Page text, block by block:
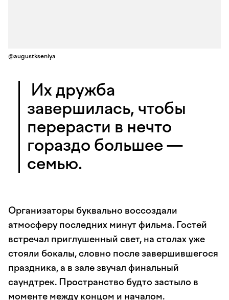
@augustkseniya
Их дружба
завершилась, чтобы
перерасти в нечто
гораздо большее —
семью.
Организаторы буквально воссоздали
атмосферу последних минут фильма. Гостей
встречал приглушенный свет, на столах уже
стояли бокалы, словно после завершившегося
праздника, а в зале звучал финальный
саундтрек. Пространство будто застыло в
моменте между концом и началом.